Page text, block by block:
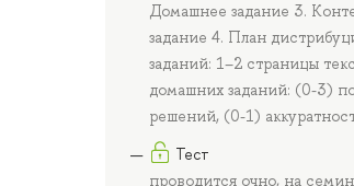
Домашнее задание 3.
задание 4. План
заданий: 1–2 страницы
домашних заданий: (0-3)
решений, (0-1)
Тест
проводится очно, на